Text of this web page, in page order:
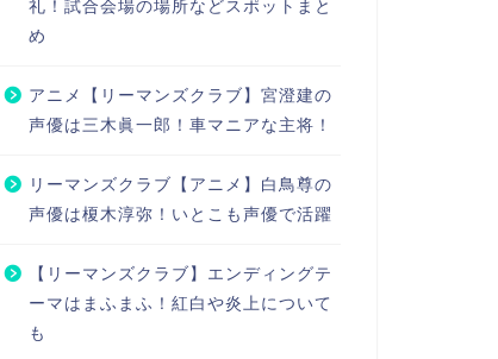
礼！試合会場の場所などスポットまと
め
アニメ【リーマンズクラブ】宮澄建の
声優は三木眞一郎！車マニアな主将！
リーマンズクラブ【アニメ】白鳥尊の
声優は榎木淳弥！いとこも声優で活躍
【リーマンズクラブ】エンディングテ
ーマはまふまふ！紅白や炎上について
も